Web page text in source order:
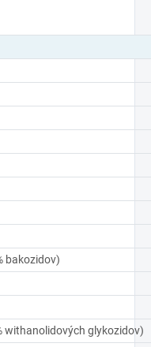
bakozidov)
withanolidových glykozidov)